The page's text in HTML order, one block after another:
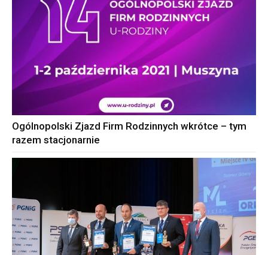
Ogólnopolski Zjazd Firm Rodzinnych wkrótce – tym
razem stacjonarnie